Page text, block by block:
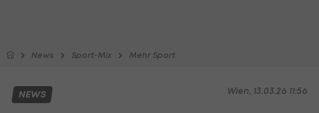
News Sport-Mix Mehr Sport
Wien, 13.03.26 11:56
NEWS